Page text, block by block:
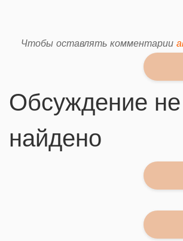
Чтобы оставлять комментарии
Обсуждение не
найдено